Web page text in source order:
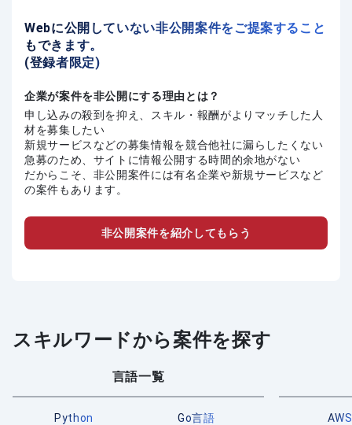
Webに公開していない非公開案件をご提案すること
もできます。
(登録者限定)
企業が案件を非公開にする理由とは？
申し込みの殺到を抑え、スキル・報酬がよりマッチした人
材を募集したい
新規サービスなどの募集情報を競合他社に漏らしたくない
急募のため、サイトに情報公開する時間的余地がない
だからこそ、非公開案件には有名企業や新規サービスなど
の案件もあります。
非公開案件を紹介してもらう
スキルワードから案件を探す
言語一覧
Python
Go言語
AWS